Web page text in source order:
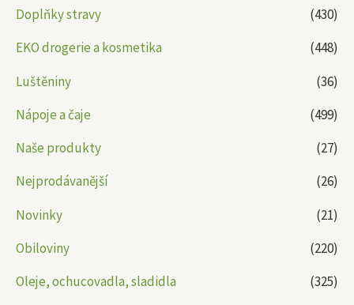
Doplňky stravy
(430)
EKO drogerie a kosmetika
(448)
Luštěniny
(36)
Nápoje a čaje
(499)
Naše produkty
(27)
Nejprodávanější
(26)
Novinky
(21)
Obiloviny
(220)
Oleje, ochucovadla, sladidla
(325)